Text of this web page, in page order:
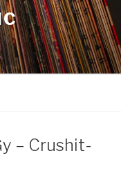
– Crushit-